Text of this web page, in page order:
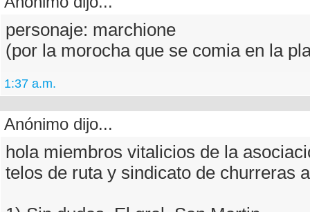
personaje: marchione
(por la morocha que se comia en la
1:37 a.m.
Anónimo dijo...
hola miembros vitalicios de la
telos de ruta y sindicato de churreras